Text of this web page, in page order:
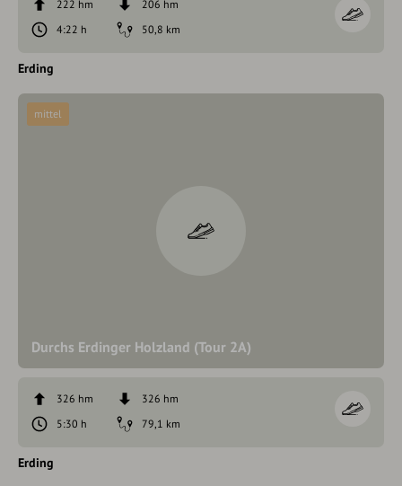
222 hm
206 hm
4:22 h
50,8 km
Erding
Durchs Erdinger Holzland (Tour 2A)
mittel
326 hm
326 hm
5:30 h
79,1 km
Erding